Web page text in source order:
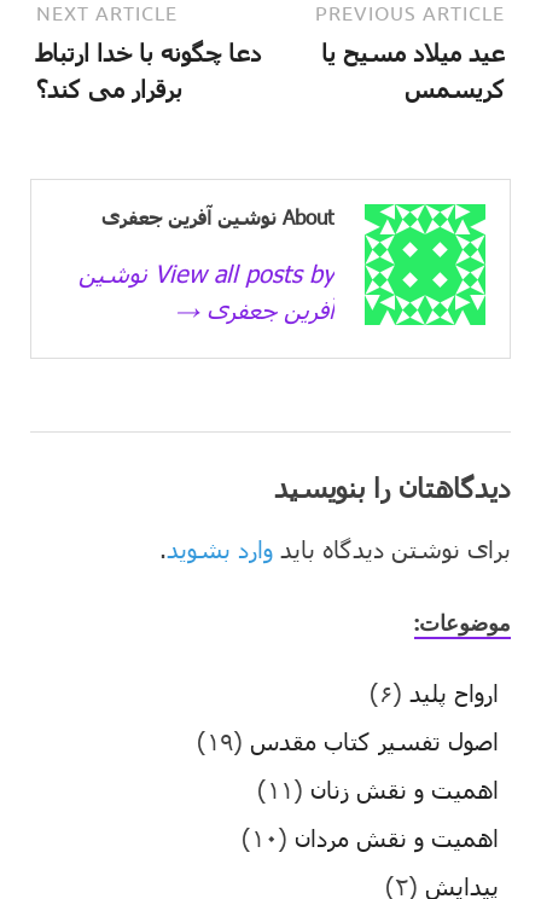
PREVIOUS ARTICLE
عید میلاد مسیح یا
کریسمس
NEXT ARTICLE
دعا چگونه با خدا ارتباط
برقرار می کند؟
About نوشین آفرین جعفری
View all posts by نوشین
آفرین جعفری →
دیدگاهتان را بنویسید
برای نوشتن دیدگاه باید وارد بشوید .
موضوعات:
ارواح پلید (۶)
اصول تفسیر کتاب مقدس (۱۹)
اهمیت و نقش زنان (۱۱)
اهمیت و نقش مردان (۱۰)
پیدایش (۲)